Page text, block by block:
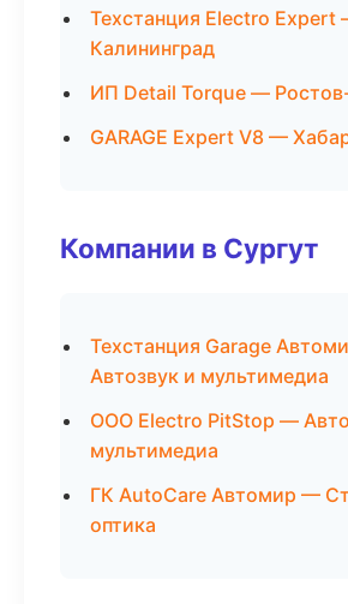
Техстанция Electro Expert
Калининград
ИП Detail Torque —
GARAGE Expert V8 —
Компании в Сургут
Техстанция Garage
Автозвук и мультимедиа
ООО Electro PitStop —
мультимедиа
ГК AutoCare Автомир —
оптика